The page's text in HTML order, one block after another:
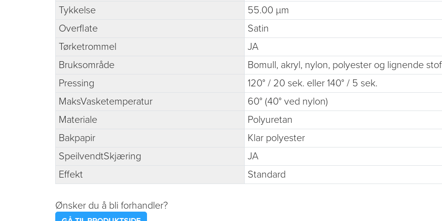
Tykkelse
55.00 µm
Overflate
Satin
Tørketrommel
JA
Bruksområde
Bomull, akryl, nylon, polyester og lignende
Pressing
120° / 20 sek. eller 140° / 5 sek.
MaksVasketemperatur
60° (40° ved nylon)
Materiale
Polyuretan
Bakpapir
Klar polyester
SpeilvendtSkjæring
JA
Effekt
Standard
Ønsker du å bli forhandler?